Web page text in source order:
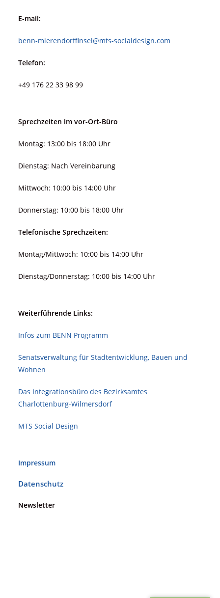
E-mail:
benn-mierendorffinsel@mts-socialdesign.com
Telefon:
+49 176 22 33 98 99
Sprechzeiten im vor-Ort-Büro
Montag: 13:00 bis 18:00 Uhr
Dienstag: Nach Vereinbarung
Mittwoch: 10:00 bis 14:00 Uhr
Donnerstag: 10:00 bis 18:00 Uhr
Telefonische Sprechzeiten:
Montag/Mittwoch: 10:00 bis 14:00 Uhr
Dienstag/Donnerstag: 10:00 bis 14:00 Uhr
Weiterführende Links:
Infos zum BENN Programm
Senatsverwaltung für Stadt­ent­wicklung, Bauen und
Wohnen
Das Integrationsbüro des Bezirksamtes
Charlottenburg-Wilmersdorf
MTS Social Design
Impressum
Datenschutz
Newsletter